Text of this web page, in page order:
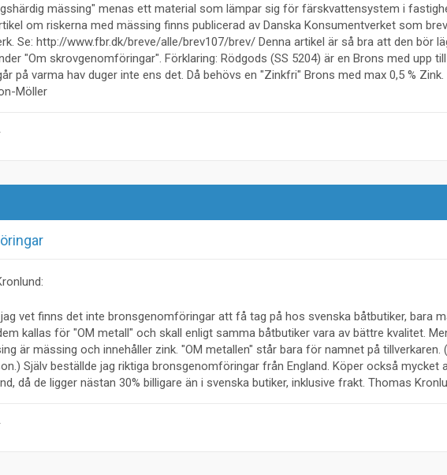
mässing" menas ett material som lämpar sig för färskvattensystem i
om riskerna med mässing finns publicerad av Danska Konsumentverket som
Se: http://www.fbr.dk/breve/alle/brev107/brev/ Denna artikel är så bra att den bör
"Om skrovgenomföringar". Förklaring: Rödgods (SS 5204) är en Brons med upp till
på varma hav duger inte ens det. Då behövs en "Zinkfri" Brons med max 0,5 % Zink.
Möller
vet finns det inte bronsgenomföringar att få tag på hos svenska båtbutiker, bara
kallas för "OM metall" och skall enligt samma båtbutiker vara av bättre kvalitet.
är mässing och innehåller zink. "OM metallen" står bara för namnet på tillverkaren.
Själv beställde jag riktiga bronsgenomföringar från England. Köper också mycket
då de ligger nästan 30% billigare än i svenska butiker, inklusive frakt. Thomas